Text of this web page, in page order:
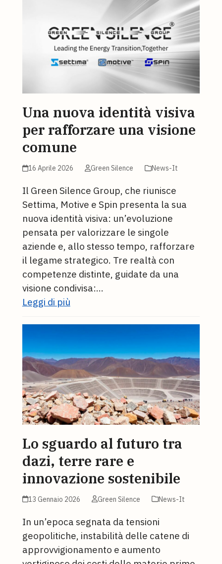
Una nuova identità visiva
per rafforzare una visione
comune
16 Aprile 2026 Green Silence News-It
Il Green Silence Group, che riunisce
Settima, Motive e Spin presenta la sua
nuova identità visiva: un’evoluzione
pensata per valorizzare le singole
aziende e, allo stesso tempo, rafforzare
il legame strategico. Tre realtà con
competenze distinte, guidate da una
visione condivisa:…
Leggi di più
Lo sguardo al futuro tra
dazi, terre rare e
innovazione sostenibile
13 Gennaio 2026 Green Silence News-It
In un’epoca segnata da tensioni
geopolitiche, instabilità delle catene di
approvvigionamento e aumento